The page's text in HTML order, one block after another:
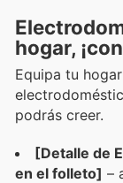
hogar,
Equipa tu
podrás creer.
[Detalle de
en el folleto] –